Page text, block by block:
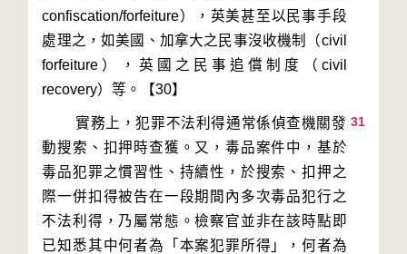
confiscation/forfeiture），英美甚至以民事手段
處理之，如美國、加拿大之民事沒收機制（civil
forfeiture），英國之民事追償制度（civil
31
        實務上，犯罪不法利得通常係偵查機關發
動搜索、扣押時查獲。又，毒品案件中，基於
毒品犯罪之慣習性、持續性，於搜索、扣押之
際一併扣得被告在一段期間內多次毒品犯行之
不法利得，乃屬常態。檢察官並非在該時點即
已知悉其中何者為「本案犯罪所得」，何者為